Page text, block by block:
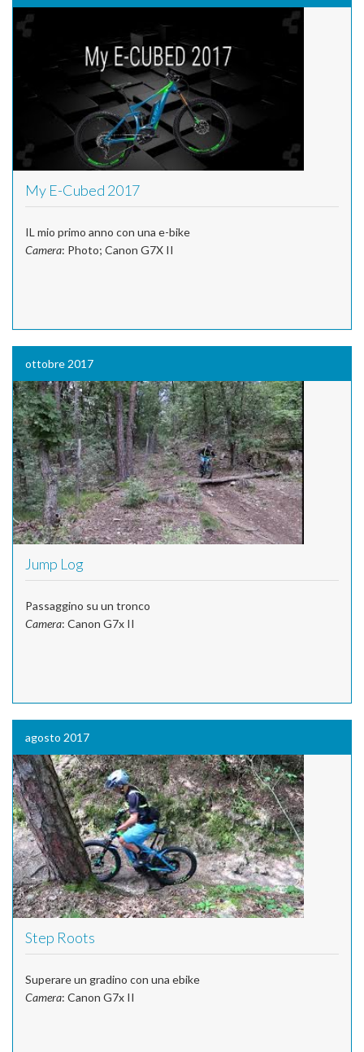
My E-Cubed 2017
IL mio primo anno con una e-bike
Camera: Photo; Canon G7X II
ottobre 2017
Jump Log
Passaggino su un tronco
Camera: Canon G7x II
agosto 2017
Step Roots
Superare un gradino con una ebike
Camera: Canon G7x II